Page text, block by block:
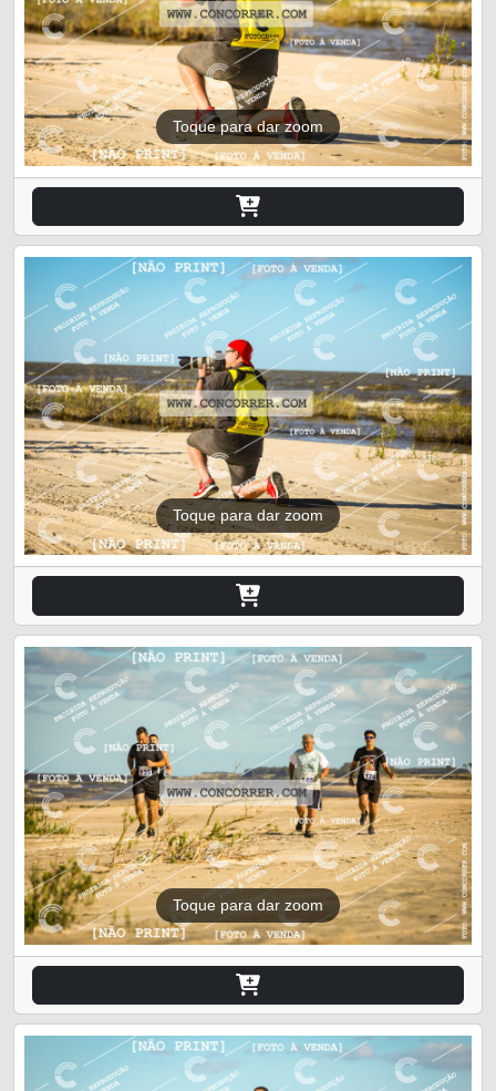
Toque para dar zoom
Toque para dar zoom
Toque para dar zoom